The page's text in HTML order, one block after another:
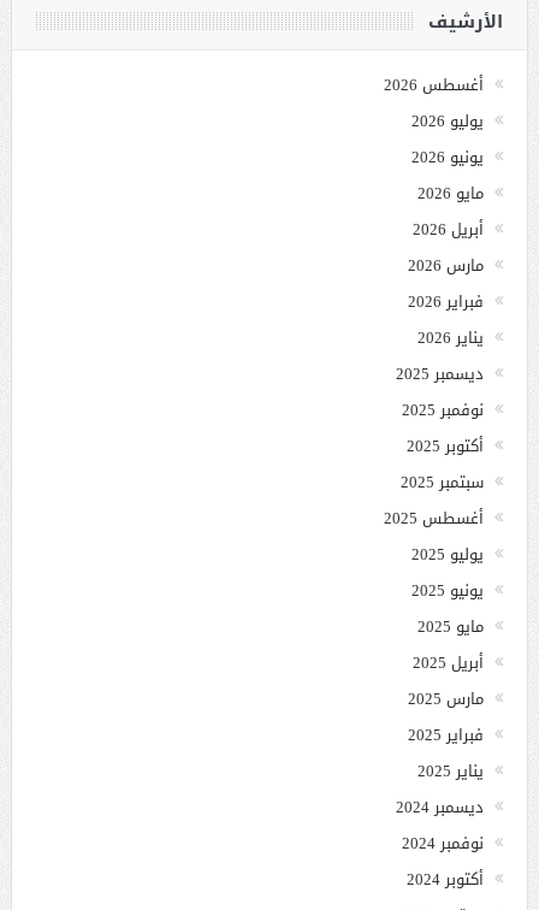
الأرشيف
أغسطس 2026
يوليو 2026
يونيو 2026
مايو 2026
أبريل 2026
مارس 2026
فبراير 2026
يناير 2026
ديسمبر 2025
نوفمبر 2025
أكتوبر 2025
سبتمبر 2025
أغسطس 2025
يوليو 2025
يونيو 2025
مايو 2025
أبريل 2025
مارس 2025
فبراير 2025
يناير 2025
ديسمبر 2024
نوفمبر 2024
أكتوبر 2024